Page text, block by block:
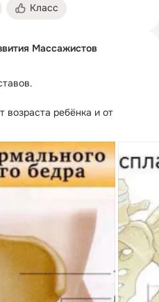
Класс
Массажистов
возраста ребёнка и от
сустава.